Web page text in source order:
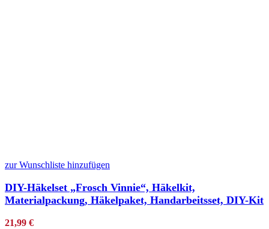
zur Wunschliste hinzufügen
DIY-Häkelset „Frosch Vinnie“, Häkelkit,
Materialpackung, Häkelpaket, Handarbeitsset, DIY-Kit
21,99 €